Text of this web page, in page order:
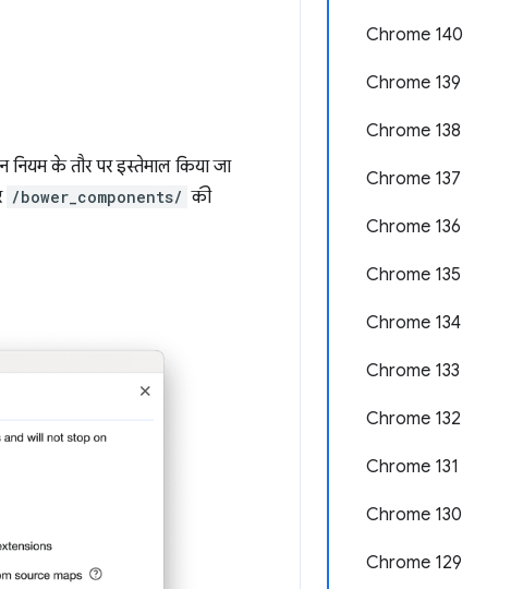
Chrome 140
Chrome 139
Chrome 138
Chrome 137
Chrome 136
Chrome 135
Chrome 134
Chrome 133
Chrome 132
Chrome 131
Chrome 130
Chrome 129
के तौर पर इस्तेमाल किया जा
/bower_components/ की